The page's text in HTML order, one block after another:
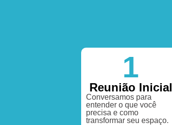
1
Reunião Inicial
Conversamos para
entender o que você
precisa e como
transformar seu espaço.